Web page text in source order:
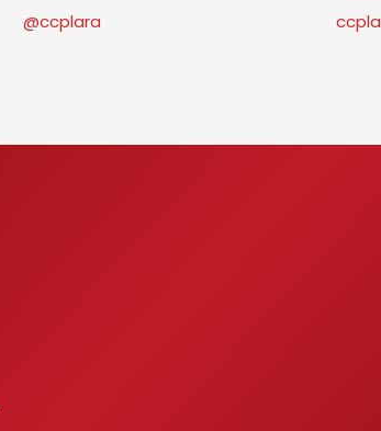
@ccplara